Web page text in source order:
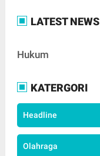
LATEST NEWS
Hukum
KATERGORI
Headline
Olahraga